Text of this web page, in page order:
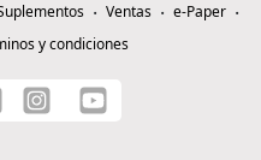
Ventas
e-Paper
y condiciones